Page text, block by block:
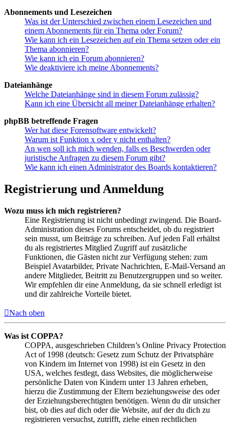
Abonnements und Lesezeichen
Was ist der Unterschied zwischen einem Lesezeichen und
einem Abonnements für ein Thema oder Forum?
Wie kann ich ein Lesezeichen auf ein Thema setzen oder ein
Thema abonnieren?
Wie kann ich ein Forum abonnieren?
Wie deaktiviere ich meine Abonnements?
Dateianhänge
Welche Dateianhänge sind in diesem Forum zulässig?
Kann ich eine Übersicht all meiner Dateianhänge erhalten?
phpBB betreffende Fragen
Wer hat diese Forensoftware entwickelt?
Warum ist Funktion x oder y nicht enthalten?
An wen soll ich mich wenden, falls es Beschwerden oder
juristische Anfragen zu diesem Forum gibt?
Wie kann ich einen Administrator des Boards kontaktieren?
Registrierung und Anmeldung
Wozu muss ich mich registrieren?
Eine Registrierung ist nicht unbedingt zwingend. Die Board-
Administration dieses Forums entscheidet, ob du registriert
sein musst, um Beiträge zu schreiben. Auf jeden Fall erhältst
du als registriertes Mitglied Zugriff auf zusätzliche
Funktionen, die Gästen nicht zur Verfügung stehen: zum
Beispiel Avatarbilder, Private Nachrichten, E-Mail-Versand an
andere Mitglieder, Beitritt zu Benutzergruppen und so weiter.
Wir empfehlen dir eine Anmeldung, da sie schnell erledigt ist
und dir zahlreiche Vorteile bietet.
Nach oben
Was ist COPPA?
COPPA, ausgeschrieben Children’s Online Privacy Protection
Act of 1998 (deutsch: Gesetz zum Schutz der Privatsphäre
von Kindern im Internet von 1998) ist ein Gesetz in den
USA, welches festlegt, dass Websites, die möglicherweise
persönliche Daten von Kindern unter 13 Jahren erheben,
hierzu die Zustimmung der Eltern beziehungsweise des oder
der Erziehungsberechtigten benötigen. Wenn du dir unsicher
bist, ob dies auf dich oder die Website, auf der du dich zu
registrieren versuchst, zutrifft, ziehe einen rechtlichen